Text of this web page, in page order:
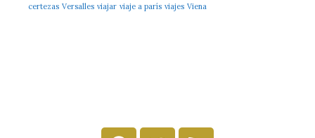
certezas Versalles viajar viaje a parís viajes Viena